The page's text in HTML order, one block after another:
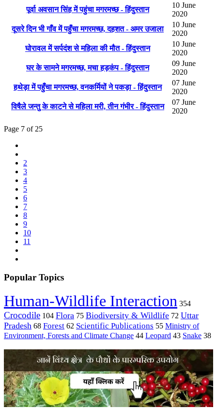
पूर्वा अवसान सिंह में पहुंचा मगरमच्छ - हिंदुस्तान
10 June
2020
दूसरे दिन भी गाँव में पहुँचा मगरमच्छ, दहशत - अमर उजाला
10 June
2020
घोरावल में सर्पदंश से महिला की मौत - हिंदुस्तान
10 June
2020
घर के सामने मगरमच्छ, मचा हड़कंप - हिंदुस्तान
09 June
2020
हथेड़ा में पहुँचा मगरमच्छ, वनकर्मियों ने पकड़ा - हिंदुस्तान
07 June
2020
विषैले जन्तु के काटने से महिला मरी, तीन गंभीर - हिंदुस्तान
07 June
2020
Page 7 of 25
2
3
4
5
6
7
8
9
10
11
Popular Topics
Human-Wildlife Interaction 354
Crocodile 104 Flora 75 Biodiversity & Wildlife 72 Uttar
Pradesh 68 Forest 62 Scientific Publications 55 Ministry of
Environment, Forests and Climate Change 44 Leopard 43 Snake 38